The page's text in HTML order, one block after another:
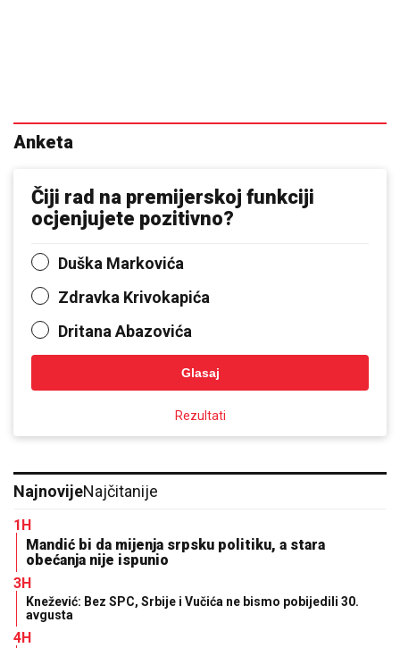
Anketa
Čiji rad na premijerskoj funkciji
ocjenjujete pozitivno?
Duška Markovića
Zdravka Krivokapića
Dritana Abazovića
Glasaj
Rezultati
NajnovijeNajčitanije
1H
Mandić bi da mijenja srpsku politiku, a stara
obećanja nije ispunio
3H
Knežević: Bez SPC, Srbije i Vučića ne bismo pobijedili 30.
avgusta
4H